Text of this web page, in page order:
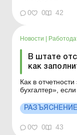
бухгалтера
минимальной
0 0 42
Новости
В штате
как
Как в
бухгалтер»,
Сотрудник с КЭП
отчетность? Нужно ли указывать в электронном
документе
КЭП содержит...
РАЗЪЯСНЕНИЕ
0 0 43